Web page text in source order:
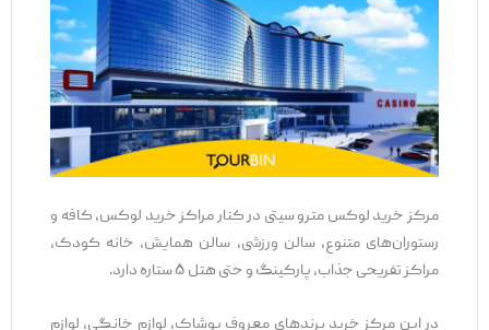
مرکز خرید لوکس مترو سیتی در کنار مراکز خرید لوکس، کافه و
رستوران‌های متنوع، سالن ورزشی، سالن همایش، خانه کودک،
مراکز تفریحی جذاب، پارکینگ و حتی هتل ۵ ستاره دارد.
در این مرکز خرید برندهای معروف پوشاک، لوازم خانگی، لوازم